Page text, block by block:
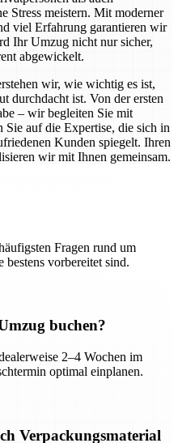
Stress meistern. Mit moderner
viel Erfahrung garantieren wir
Ihr Umzug nicht nur sicher,
abgewickelt.
wir, wie wichtig es ist,
durchdacht ist. Von der ersten
– wir begleiten Sie mit
Sie auf die Expertise, die sich in
Kunden spiegelt. Ihren
wir mit Ihnen gemeinsam.
Fragen rund um
bestens vorbereitet sind.
buchen?
2–4 Wochen im
optimal einplanen.
Verpackungsmaterial